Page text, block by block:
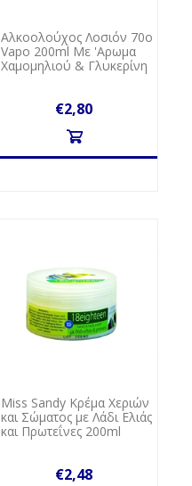
Αλκοολούχος Λοσιόν 70o
Vapo 200ml Με 'Αρωμα
Χαμομηλιού & Γλυκερίνη
€2,80
Miss Sandy Κρέμα Χεριών
και Σώματος με Λάδι Ελιάς
και Πρωτεΐνες 200ml
€2,48